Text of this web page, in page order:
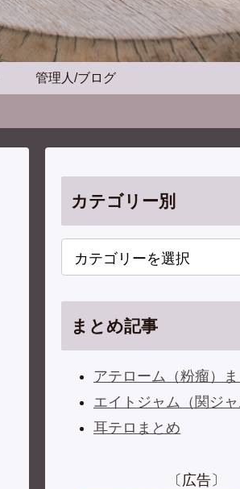
管理人/ブログ
カテゴリー別
まとめ記事
アテローム（粉瘤）
エイトジャム（関ジ
耳テロまとめ
〔広告〕